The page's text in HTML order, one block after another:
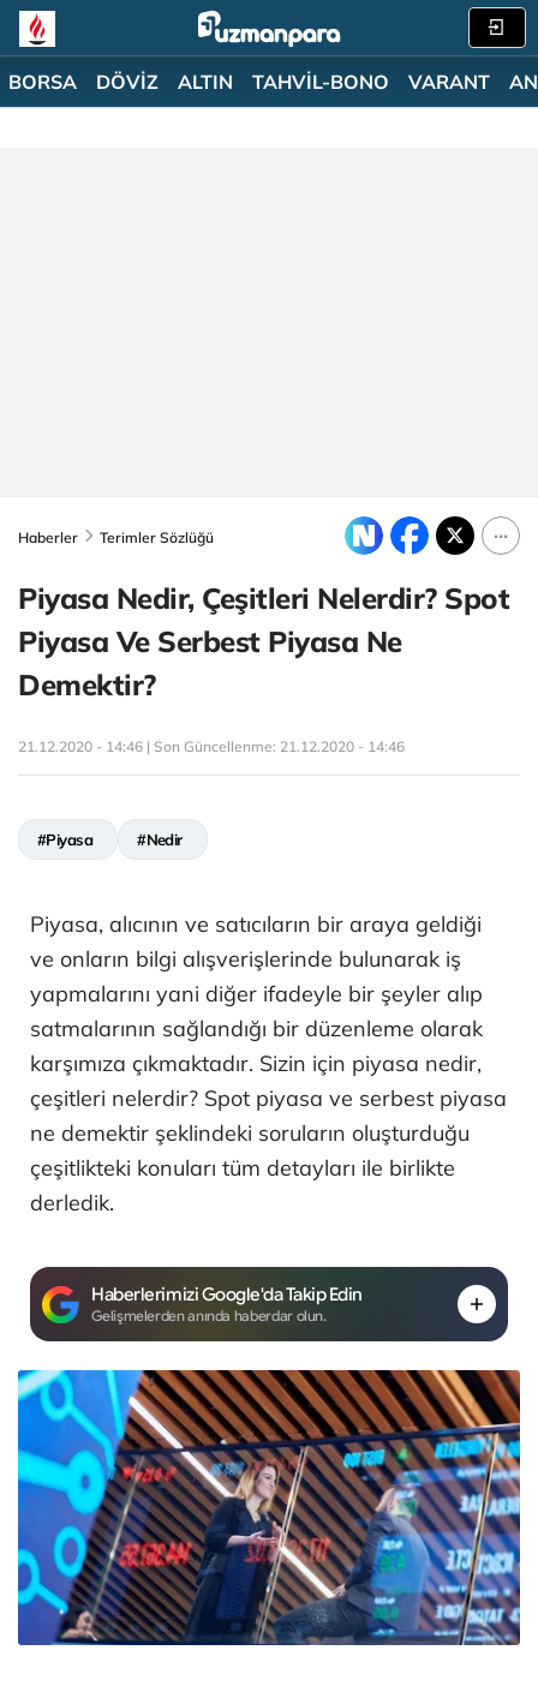
BORSA DÖVİZ ALTIN TAHVİL-BONO VARANT
Haberler Terimler Sözlüğü
Piyasa Nedir, Çeşitleri Nelerdir? Spot
Piyasa Ve Serbest Piyasa Ne
Demektir?
21.12.2020 - 14:46 | Son Güncellenme: 21.12.2020 - 14:46
#Piyasa #Nedir
Piyasa, alıcının ve satıcıların bir araya geldiği
ve onların bilgi alışverişlerinde bulunarak iş
yapmalarını yani diğer ifadeyle bir şeyler alıp
satmalarının sağlandığı bir düzenleme olarak
karşımıza çıkmaktadır. Sizin için piyasa nedir,
çeşitleri nelerdir? Spot piyasa ve serbest piyasa
ne demektir şeklindeki soruların oluşturduğu
çeşitlikteki konuları tüm detayları ile birlikte
derledik.
Haberlerimizi Google'da Takip Edin
Gelişmelerden anında haberdar olun.